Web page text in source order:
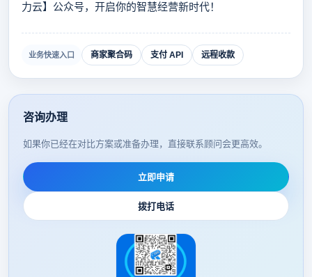
力云】公众号，开启你的智慧经营新时代！
业务快速入口 商家聚合码 支付 API 远程收款
咨询办理
如果你已经在对比方案或准备办理，直接联系顾问会更高效。
立即申请
拨打电话